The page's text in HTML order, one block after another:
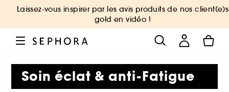
Laissez-vous inspirer par les avis produits de nos client(e)s
gold en vidéo !
Soin éclat & anti-Fatigue